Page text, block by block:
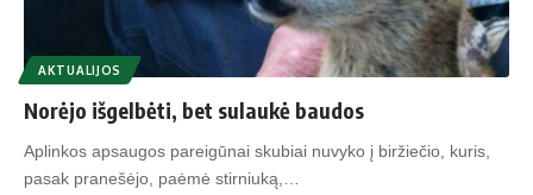
AKTUALIJOS
Norėjo išgelbėti, bet sulaukė baudos
Aplinkos apsaugos pareigūnai skubiai nuvyko į biržiečio, kuris,
pasak pranešėjo, paėmė stirniuką,…